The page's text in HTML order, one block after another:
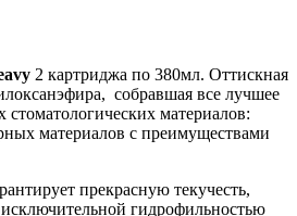
2 картриджа по 380мл. Оттискная
собравшая все лучшее
стоматологических материалов:
материалов с преимуществами
прекрасную текучесть,
гидрофильностью